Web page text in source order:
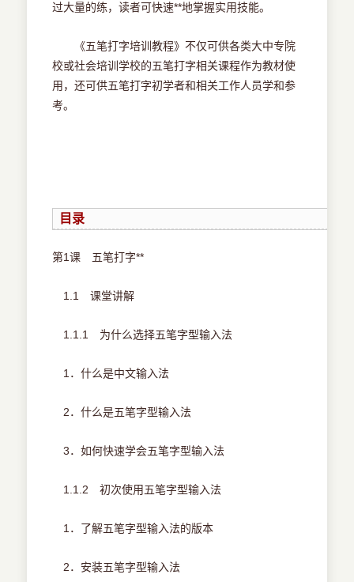
过大量的练，读者可快速**地掌握实用技能。
《五笔打字培训教程》不仅可供各类大中专院
校或社会培训学校的五笔打字相关课程作为教材使
用，还可供五笔打字初学者和相关工作人员学和参
考。
目录
第1课 五笔打字**
1.1 课堂讲解
1.1.1 为什么选择五笔字型输入法
1．什么是中文输入法
2．什么是五笔字型输入法
3．如何快速学会五笔字型输入法
1.1.2 初次使用五笔字型输入法
1．了解五笔字型输入法的版本
2．安装五笔字型输入法